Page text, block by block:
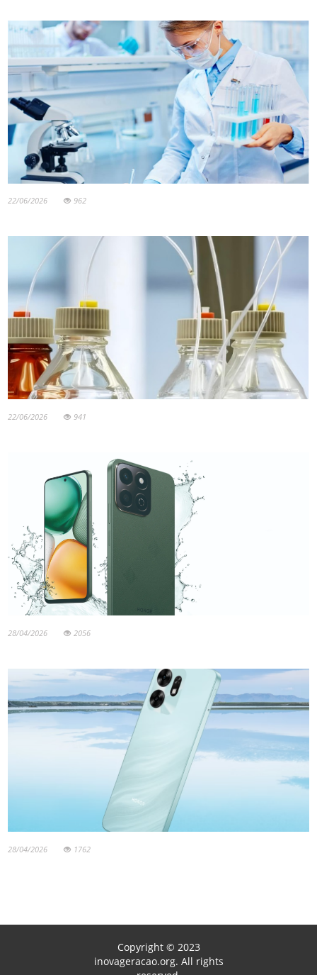
22/06/2026 962
22/06/2026 941
28/04/2026 2056
28/04/2026 1762
Copyright © 2023
inovageracao.org. All rights